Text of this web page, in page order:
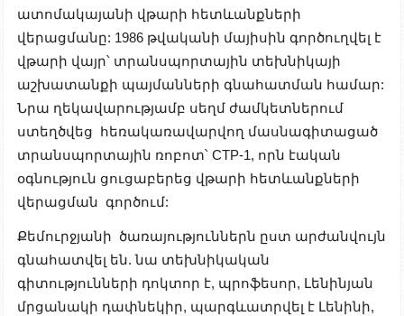
ատոմակայանի վթարի հետևանքների
վերացմանը: 1986 թվականի մայիսին գործուղվել է
վթարի վայր՝ տրանսպորտային տեխնիկայի
աշխատանքի պայմանների գնահատման համար:
Նրա ղեկավարությամբ սեղմ ժամկետներում
ստեղծվեց հեռակառավարվող մասնագիտացած
տրանսպորտային ռոբոտ՝ СТР-1, որն էական
օգնություն ցուցաբերեց վթարի հետևանքների
վերացման գործում:
Քեմուրջյանի ծառայություններն ըստ արժանվույն
գնահատվել են. նա տեխնիկական
գիտությունների դոկտոր է, պրոֆեսոր, Լենինյան
մրցանակի դափնեկիր, պարգևատրվել է Լենինի,